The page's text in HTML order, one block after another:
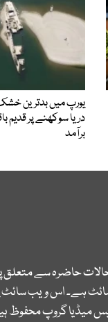
یورپ میں بدترین
دریا سوکھنے پر قدیم
برآمد
حالات حاضرہ سے
ہے۔ اس ویب سائٹ
میڈیا گروپ محفوظ